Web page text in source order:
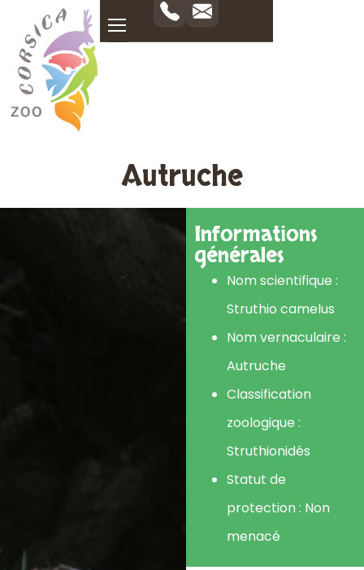
Autruche
Informations
générales
Nom scientifique :
Struthio camelus
Nom vernaculaire :
Autruche
Classification
zoologique :
Struthionidés
Statut de
protection : Non
menacé